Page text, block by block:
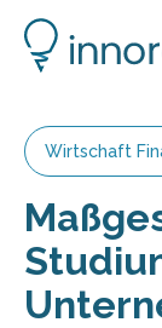
Wirtschaft